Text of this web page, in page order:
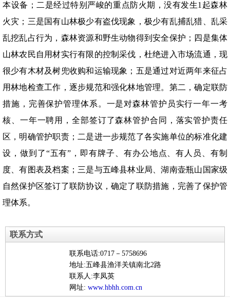
本设备；二是经过特别严峻的重点防火期，没有发生1起森林
火灾；三是国有山林极少有盗伐现象，极少有乱捕乱猎、乱采
乱挖乱占行为，森林资源和野生动物得到安全保护；四是集体
山林农民自用材实行有限的控制采伐，杜绝进入市场流通，现
很少有木材及树兜收购和运输现象；五是通过对近两年来征占
用林地检查工作，逐步规范和强化林地管理。第二，确定联防
措施，完善保护管理体系。一是对森林管护员实行一年一考
核、一年一聘用，全部签订了森林管护合同，落实管护责任
区，明确管护职责；二是进一步规范了各实施单位的标准化建
设，做到了“五有”，即有牌子、有办公地点、有人员、有制
度、有图表及档案；三是与五峰县林业局、湖南壶瓶山国家级
自然保护区签订了联防协议，确定了联防措施，完善了保护管
理体系。
联系方式
联系电话:0717－5758696
地址:五峰县渔洋关镇南北2路
联系人:李凤英
网址: www.hbhh.com.cn